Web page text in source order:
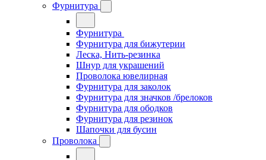
Фурнитура
Фурнитура
Фурнитура для бижутерии
Леска, Нить-резинка
Шнур для украшений
Проволока ювелирная
Фурнитура для заколок
Фурнитура для значков /брелоков
Фурнитура для ободков
Фурнитура для резинок
Шапочки для бусин
Проволока